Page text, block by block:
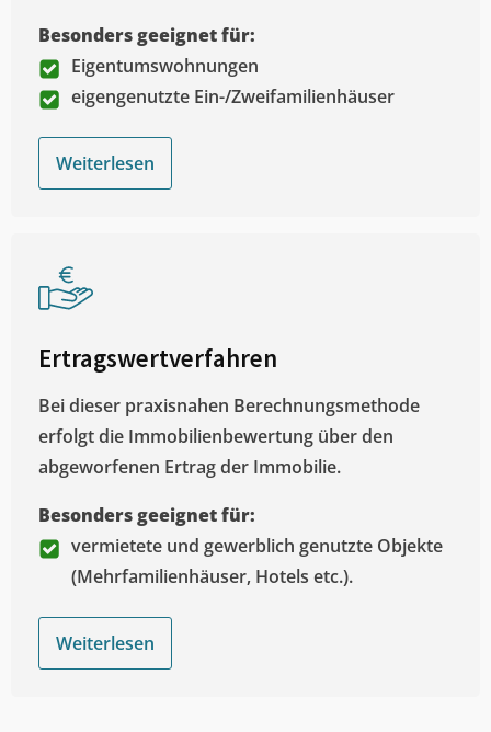
Besonders geeignet für:
Eigentumswohnungen
eigengenutzte Ein-/Zweifamilienhäuser
Weiterlesen
Ertragswertverfahren
Bei dieser praxisnahen Berechnungsmethode
erfolgt die Immobilienbewertung über den
abgeworfenen Ertrag der Immobilie.
Besonders geeignet für:
vermietete und gewerblich genutzte Objekte
(Mehrfamilienhäuser, Hotels etc.).
Weiterlesen